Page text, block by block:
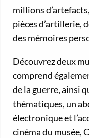
millions
pièces d’artillerie,
des mémoires
Découvrez deux
comprend
de la guerre, ainsi
thématiques, un
électronique et
cinéma du musée,